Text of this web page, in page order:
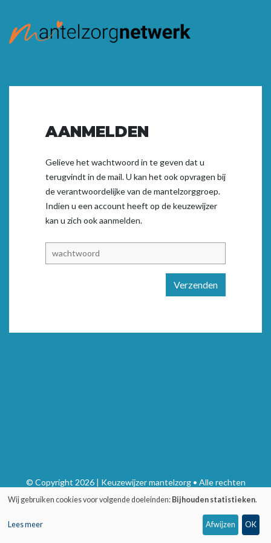
AANMELDEN
Gelieve het wachtwoord in te geven dat u
terugvindt in de mail. U kan het ook opvragen bij
de verantwoordelijke van de mantelzorggroep.
Indien u een account heeft op de keuzewijzer
kan u zich ookaanmelden.
Verzenden
© Copyright 2026 | Keuzewijzer mantelzorg • Alle rechten
voorbehouden
Wij gebruiken cookies voor volgende doeleinden: Bijhouden statistieken.
Lees meer Afwijzen OK